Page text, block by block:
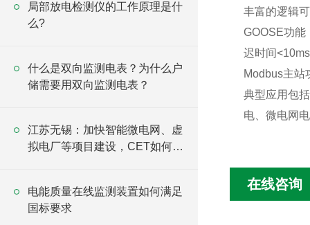
局部放电检测仪的工作原理是什
么?
什么是双向监测电表？为什么户
储需要用双向监测电表？
江苏无锡：加快智能微电网、虚
拟电厂等项目建设，CET如何助
电能质量在线监测装置如何满足
国标要求
丰富的逻辑
GOOSE功能
迟时间
Modbus主站
典型应用包
电、微电网
在线咨询